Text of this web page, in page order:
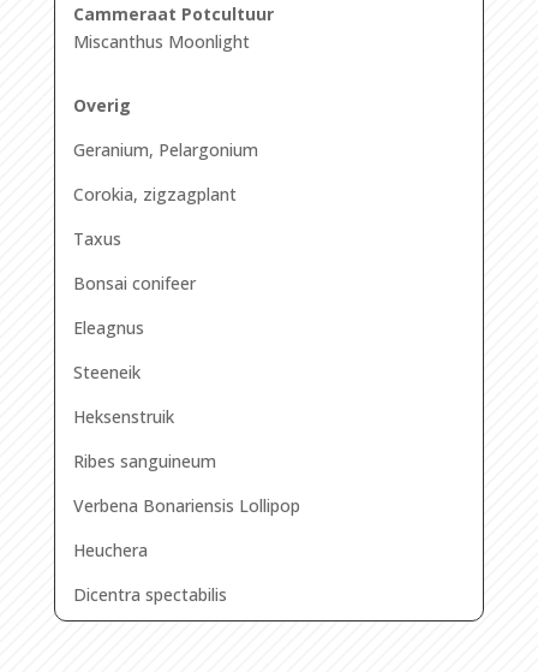
Cammeraat Potcultuur
Miscanthus Moonlight
Overig
Geranium, Pelargonium
Corokia, zigzagplant
Taxus
Bonsai conifeer
Eleagnus
Steeneik
Heksenstruik
Ribes sanguineum
Verbena Bonariensis Lollipop
Heuchera
Dicentra spectabilis